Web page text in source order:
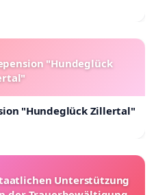
"Hundeglück
"Hundeglück Zillertal"
Unterstützung